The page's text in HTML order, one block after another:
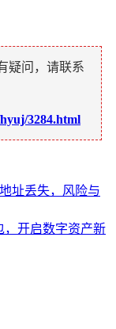
疑问，请联系
3284.html
址丢失，风险与
，开启数字资产新